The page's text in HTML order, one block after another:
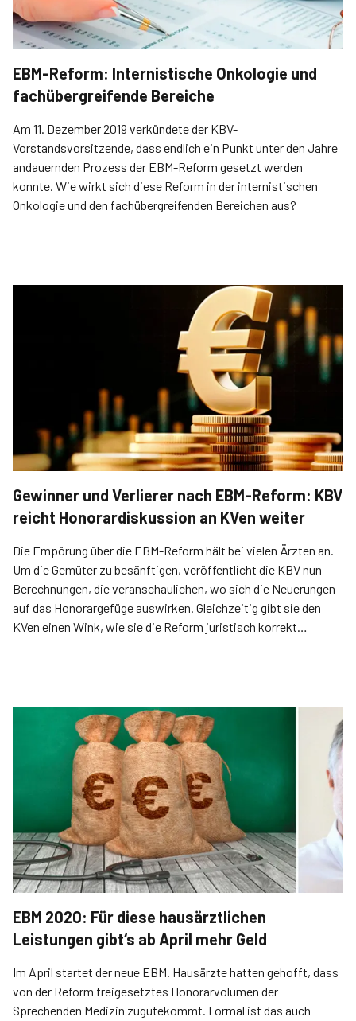
EBM-Reform: Internistische Onkologie und
fachübergreifende Bereiche
Am 11. Dezember 2019 verkündete der KBV-
Vorstandsvorsitzende, dass endlich ein Punkt unter den Jahre
andauernden Prozess der EBM-Reform gesetzt werden
konnte. Wie wirkt sich diese Reform in der internistischen
Onkologie und den fachübergreifenden Bereichen aus?
Gewinner und Verlierer nach EBM-Reform: KBV
reicht Honorardiskussion an KVen weiter
Die Empörung über die EBM-Reform hält bei vielen Ärzten an.
Um die Gemüter zu besänftigen, veröffentlicht die KBV nun
Berechnungen, die veranschaulichen, wo sich die Neuerungen
auf das Honorargefüge auswirken. Gleichzeitig gibt sie den
KVen einen Wink, wie sie die Reform juristisch korrekt
EBM 2020: Für diese hausärztlichen
Leistungen gibt‘s ab April mehr Geld
Im April startet der neue EBM. Hausärzte hatten gehofft, dass
von der Reform freigesetztes Honorarvolumen der
Sprechenden Medizin zugutekommt. Formal ist das auch